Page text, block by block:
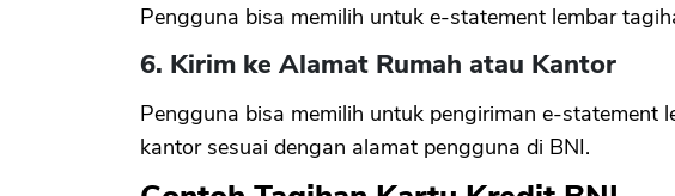
Pengguna bisa memilih untuk e-statement lembar
6. Kirim ke Alamat Rumah atau Kantor
Pengguna bisa memilih untuk pengiriman e-statement
kantor sesuai dengan alamat pengguna di BNI.